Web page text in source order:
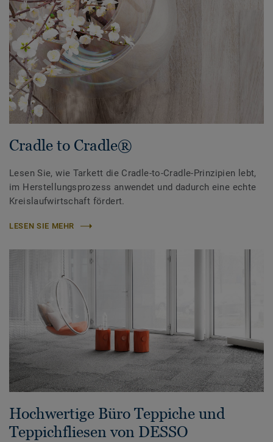
Cradle to Cradle®
Lesen Sie, wie Tarkett die Cradle-to-Cradle-Prinzipien lebt,
im Herstellungsprozess anwendet und dadurch eine echte
Kreislaufwirtschaft fördert.
LESEN SIE MEHR
Hochwertige Büro Teppiche und
Teppichfliesen von DESSO